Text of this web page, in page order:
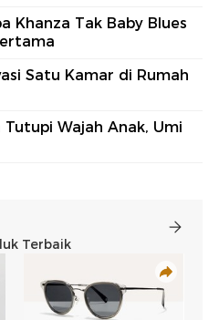
Khanza Tak Baby Blues
Satu Kamar di Rumah
Wajah Anak, Umi